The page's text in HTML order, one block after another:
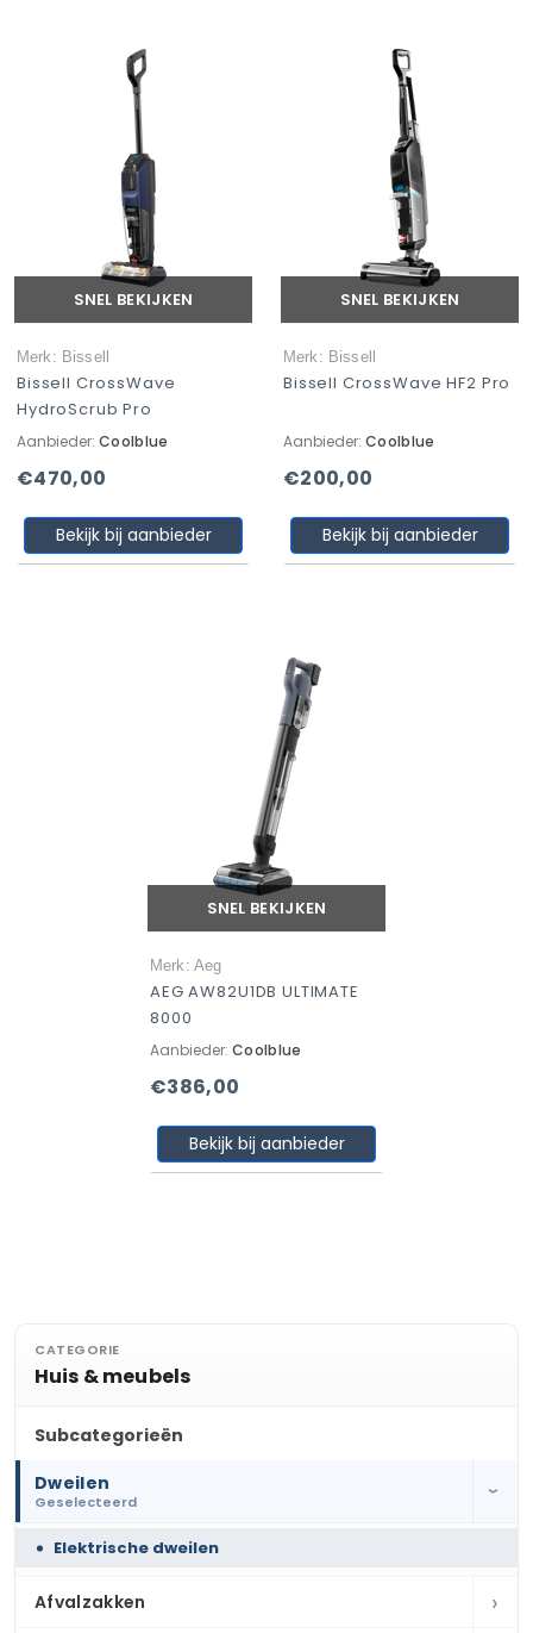
SNEL BEKIJKEN
Merk: Bissell
Bissell CrossWave
HydroScrub Pro
Aanbieder: Coolblue
€470,00
Bekijk bij aanbieder
SNEL BEKIJKEN
Merk: Bissell
Bissell CrossWave HF2 Pro
Aanbieder: Coolblue
€200,00
Bekijk bij aanbieder
SNEL BEKIJKEN
Merk: Aeg
AEG AW82U1DB ULTIMATE
8000
Aanbieder: Coolblue
€386,00
Bekijk bij aanbieder
CATEGORIE
Huis & meubels
Subcategorieën
Dweilen
Geselecteerd
›
Elektrische dweilen
Afvalzakken ›